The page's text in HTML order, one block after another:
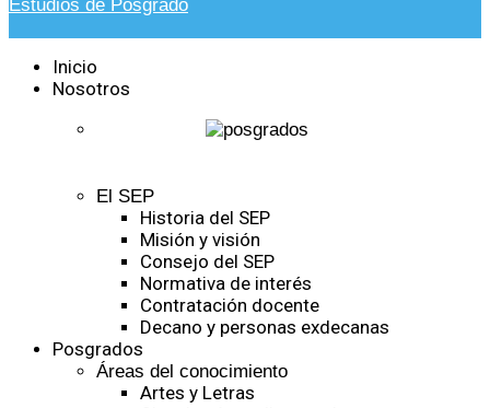
Inicio
Nosotros
El SEP
Historia del SEP
Misión y visión
Consejo del SEP
Normativa de interés
Contratación docente
Decano y personas exdecanas
Posgrados
Áreas del conocimiento
Artes y Letras